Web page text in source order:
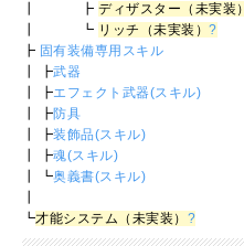
┃ ┣ディザスター（未実装）
┃ ┗ リッチ（未実装）?
┣ 固有装備専用スキル
┃ ┣武器
┃ ┣エフェクト武器(スキル)
┃ ┣防具
┃ ┣装飾品(スキル)
┃ ┣魂(スキル)
┃ ┗奥義書(スキル)
┗才能システム（未実装） ?